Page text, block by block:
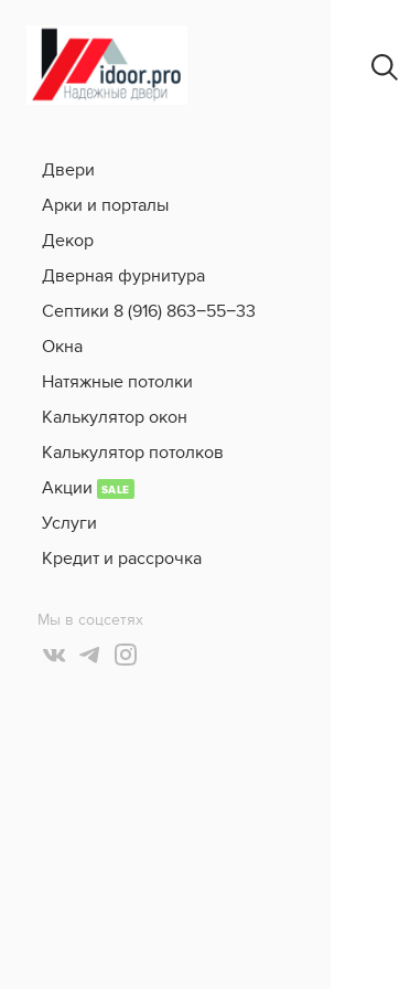
Двери
Арки и порталы
Декор
Дверная фурнитура
Септики 8 (916) 863−55−33
Окна
Натяжные потолки
Калькулятор окон
Калькулятор потолков
Акции
SALE
Услуги
Кредит и рассрочка
Мы в соцсетях